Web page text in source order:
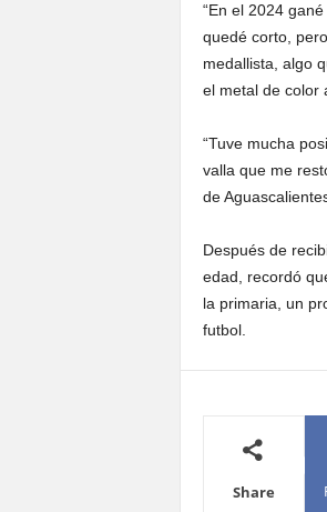
“En el 2024
quedé corto,
medallista, algo
el metal de color
“Tuve mucha
valla que me
de
Después de
edad, recordó
la primaria, un
futbol.
Share